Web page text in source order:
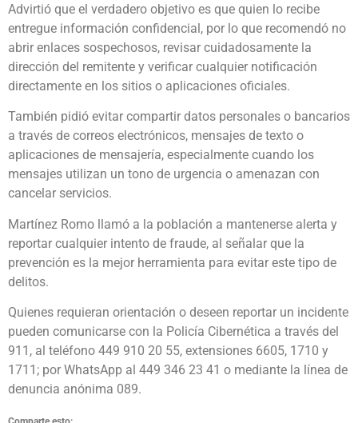
Advirtió que el verdadero objetivo es que quien lo recibe
entregue información confidencial, por lo que recomendó no
abrir enlaces sospechosos, revisar cuidadosamente la
dirección del remitente y verificar cualquier notificación
directamente en los sitios o aplicaciones oficiales.
También pidió evitar compartir datos personales o bancarios
a través de correos electrónicos, mensajes de texto o
aplicaciones de mensajería, especialmente cuando los
mensajes utilizan un tono de urgencia o amenazan con
cancelar servicios.
Martínez Romo llamó a la población a mantenerse alerta y
reportar cualquier intento de fraude, al señalar que la
prevención es la mejor herramienta para evitar este tipo de
delitos.
Quienes requieran orientación o deseen reportar un incidente
pueden comunicarse con la Policía Cibernética a través del
911, al teléfono 449 910 20 55, extensiones 6605, 1710 y
1711; por WhatsApp al 449 346 23 41 o mediante la línea de
denuncia anónima 089.